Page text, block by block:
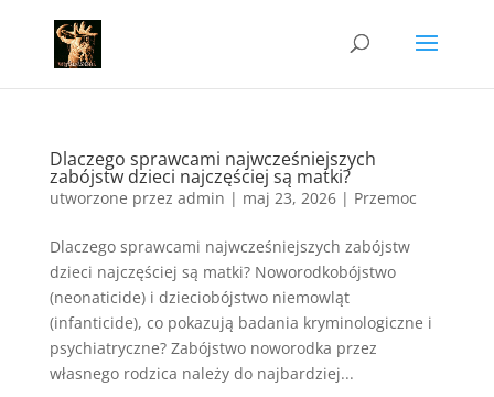
Dlaczego sprawcami najwcześniejszych
zabójstw dzieci najczęściej są matki?
utworzone przez admin | maj 23, 2026| Przemoc
Dlaczego sprawcami najwcześniejszych zabójstw
dzieci najczęściej są matki? Noworodkobójstwo
(neonaticide) i dzieciobójstwo niemowląt
(infanticide), co pokazują badania kryminologiczne i
psychiatryczne? Zabójstwo noworodka przez
własnego rodzica należy do najbardziej...